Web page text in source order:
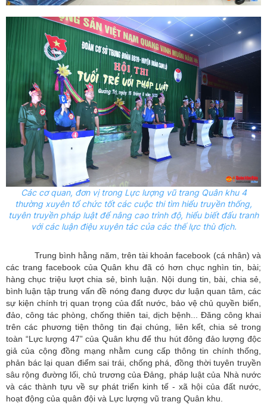
Các cơ quan, đơn vị trong Lực lượng vũ trang Quân khu 4
thường xuyên tổ chức tốt các cuộc thi tìm hiểu truyền thống,
tuyên truyền pháp luật để nâng cao trình độ, hiểu biết đấu tranh
với các luận điệu xuyên tác của các thế lực thù địch.
Trung bình hằng năm, trên tài khoản facebook (cá nhân) và
các trang facebook của Quân khu đã có hơn chục nghìn tin, bài;
hàng chục triệu lượt chia sẻ, bình luận. Nội dung tin, bài, chia sẻ,
bình luận tập trung vấn đề nóng đang được dư luận quan tâm, các
sự kiện chính trị quan trọng của đất nước, bảo vệ chủ quyền biển,
đảo, công tác phòng, chống thiên tai, dịch bệnh... Đăng công khai
trên các phương tiện thông tin đại chúng, liên kết, chia sẻ trong
toàn “Lực lượng 47” của Quân khu để thu hút đông đảo lượng độc
giả của cộng đồng mạng nhằm cung cấp thông tin chính thống,
phản bác lại quan điểm sai trái, chống phá, đồng thời tuyên truyền
sâu rộng đường lối, chủ trương của Đảng, pháp luật của Nhà nước
và các thành tựu về sự phát triển kinh tế - xã hội của đất nước,
hoạt động của quân đội và Lực lượng vũ trang Quân khu.